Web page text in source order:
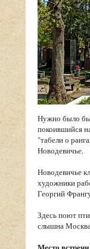
Нужно было
покоившийся
"табели о
Новодевичье.
Новодевичье
художники
Георгий
Здесь поют
слышна